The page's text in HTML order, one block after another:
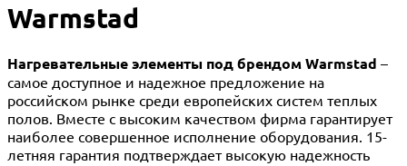
Warmstad
Нагревательные элементы под брендом Warmstad –
самое доступное и надежное предложение на
российском рынке среди европейских систем теплых
полов. Вместе с высоким качеством фирма гарантирует
наиболее совершенное исполнение оборудования. 15-
летняя гарантия подтверждает высокую надежность